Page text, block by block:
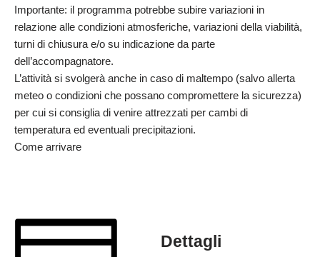
Importante: il programma potrebbe subire variazioni in
relazione alle condizioni atmosferiche, variazioni della viabilità,
turni di chiusura e/o su indicazione da parte
dell’accompagnatore.
L’attività si svolgerà anche in caso di maltempo (salvo allerta
meteo o condizioni che possano compromettere la sicurezza)
per cui si consiglia di venire attrezzati per cambi di
temperatura ed eventuali precipitazioni.
Come arrivare
Dettagli